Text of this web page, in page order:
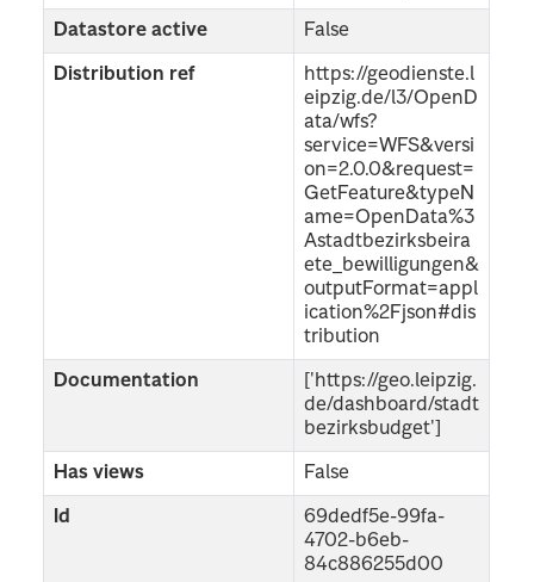
Datastore active False
Distribution ref
https://geodienste.l
eipzig.de/l3/OpenD
ata/wfs?
service=WFS&versi
on=2.0.0&request=
GetFeature&typeN
ame=OpenData%3
Astadtbezirksbeira
ete_bewilligungen&
outputFormat=appl
ication%2Fjson#dis
tribution
Documentation
['https://geo.leipzig.
de/dashboard/stadt
bezirksbudget']
Has views False
Id
69dedf5e-99fa-
4702-b6eb-
84c886255d00